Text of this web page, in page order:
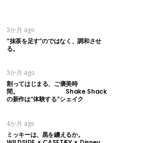
3か月 ago
“抹茶を足す”のではなく、調和させ
る。
3か月 ago
割ってはじまる、ご褒美時
間。 Shake Shack
の新作は“体験する”シェイク
4か月 ago
ミッキーは、黒を纏えるか。